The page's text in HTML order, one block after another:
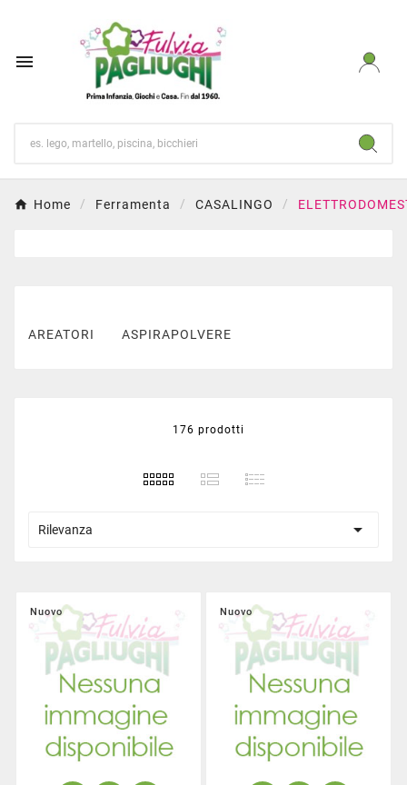

Home Ferramenta CASALINGO
AREATORI ASPIRAPOLVERE
176 prodotti
Rilevanza 
Nuovo Nuovo